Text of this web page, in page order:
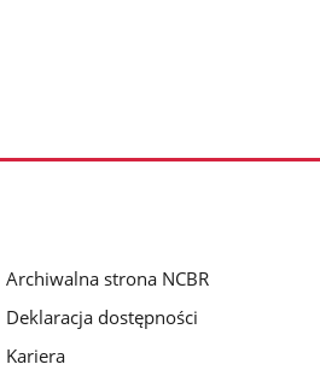
Archiwalna strona NCBR
Deklaracja dostępności
Kariera